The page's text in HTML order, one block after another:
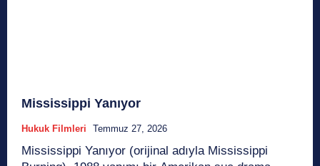
Mississippi Yanıyor
Hukuk Filmleri Temmuz 27, 2026
Mississippi Yanıyor (orijinal adıyla Mississippi